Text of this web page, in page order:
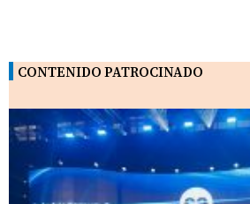
CONTENIDO PATROCINADO